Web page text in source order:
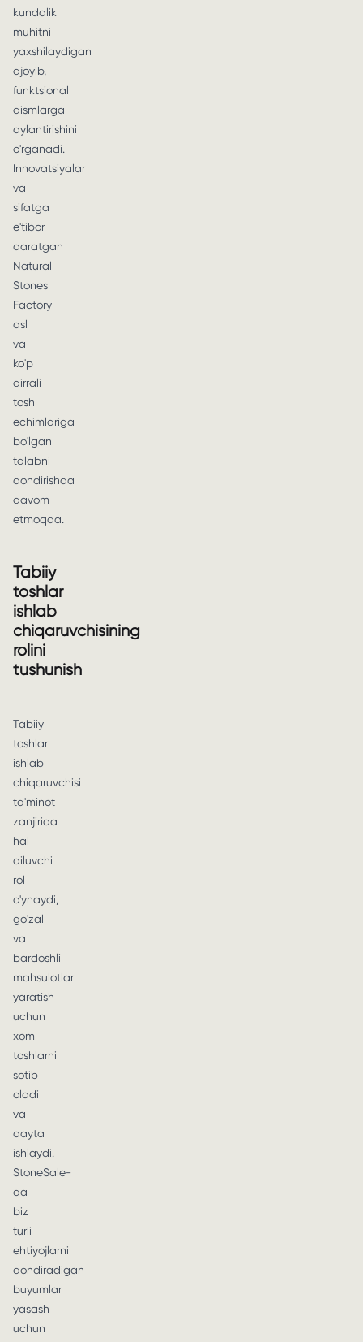
kundalik
muhitni
yaxshilaydigan
ajoyib,
funktsional
qismlarga
aylantirishini
o'rganadi.
Innovatsiyalar
va
sifatga
e'tibor
qaratgan
Natural
Stones
Factory
asl
va
ko'p
qirrali
tosh
echimlariga
bo'lgan
talabni
qondirishda
davom
etmoqda.
Tabiiy
toshlar
ishlab
chiqaruvchisining
rolini
tushunish
Tabiiy
toshlar
ishlab
chiqaruvchisi
ta'minot
zanjirida
hal
qiluvchi
rol
o'ynaydi,
go'zal
va
bardoshli
mahsulotlar
yaratish
uchun
xom
toshlarni
sotib
oladi
va
qayta
ishlaydi.
StoneSale-
da
biz
turli
ehtiyojlarni
qondiradigan
buyumlar
yasash
uchun